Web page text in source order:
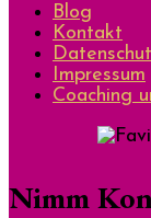
Blog
Kontakt
Impressum
Coaching
Nimm